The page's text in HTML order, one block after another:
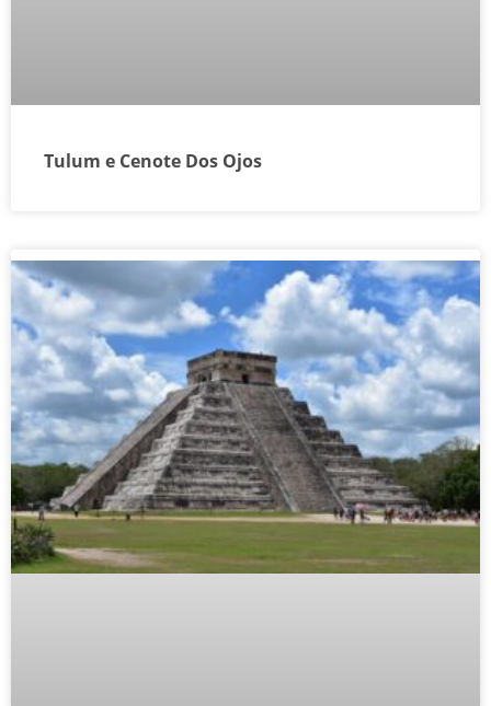
Tulum e Cenote Dos Ojos